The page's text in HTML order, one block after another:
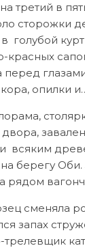
третий в
сторожки
голубой
красных
перед
опилки
всяким
берегу
рядом
сменяла
запах
трелевщик